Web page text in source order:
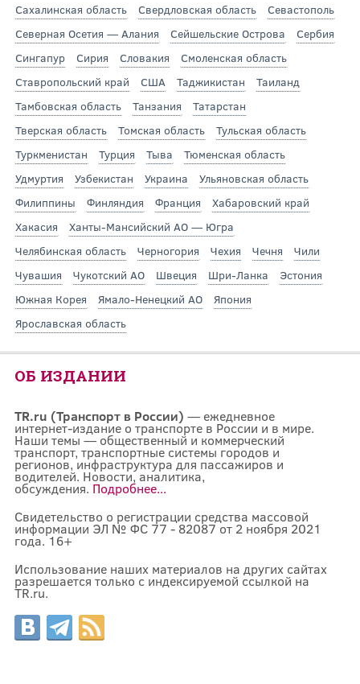
Сахалинская область
Свердловская область
Севастополь
Северная Осетия — Алания
Сейшельские Острова
Сербия
Сингапур
Сирия Словакия
Смоленская область
Ставропольский край
США Таджикистан
Таиланд
Тамбовская область
Танзания
Татарстан
Тверская область
Томская область
Тульская область
Туркменистан
Турция Тыва
Тюменская область
Удмуртия
Узбекистан Украина
Ульяновская область
Филиппины
Финляндия Франция
Хабаровский край
Хакасия
Ханты-Мансийский АО — Югра
Челябинская область
Черногория Чехия Чечня
Чили
Чувашия
Чукотский АО Швеция Шри-Ланка
Эстония
Южная Корея
Ямало-Ненецкий АО
Япония
Ярославская область
ОБ ИЗДАНИИ
TR.ru (Транспорт в России) — ежедневное
интернет-издание о транспорте в России и в мире.
Наши темы — общественный и коммерческий
транспорт, транспортные системы городов и
регионов, инфраструктура для пассажиров и
водителей. Новости, аналитика,
обсуждения. Подробнее...
Свидетельство о регистрации средства массовой
информации ЭЛ № ФС 77 - 82087 от 2 ноября 2021
года. 16+
Использование наших материалов на других сайтах
разрешается только с индексируемой ссылкой на
TR.ru.